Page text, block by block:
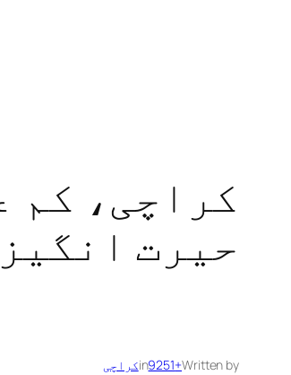
کراچی، کم
حیرت
Written by
+9251
inکراچی